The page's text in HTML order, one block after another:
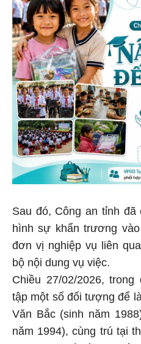
Sau đó, Công an tỉnh đã
hình sự khẩn trương
đơn vị nghiệp vụ liên
bộ nội dung vụ việc.
Chiều 27/02/2026,
tập một số đối tượng để
Văn Bắc (sinh năm
năm 1994), cùng trú tại